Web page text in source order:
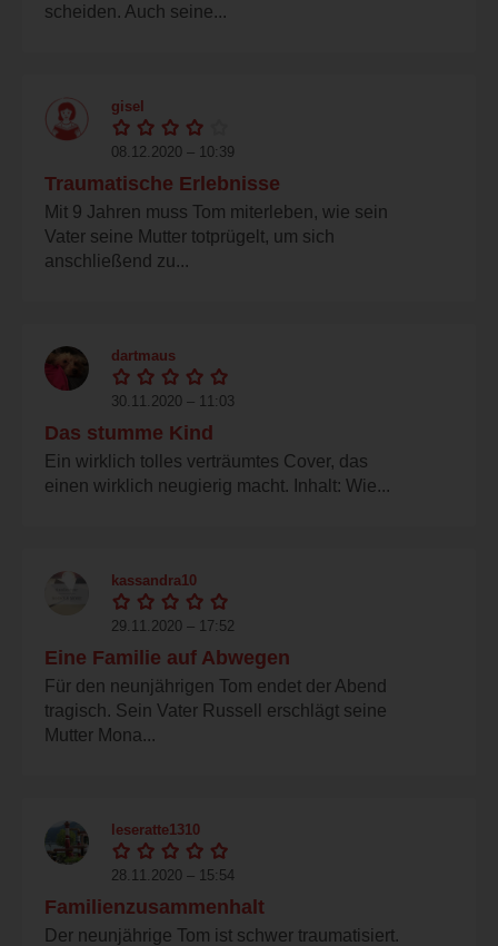
scheiden. Auch seine...
gisel
08.12.2020 – 10:39
Traumatische Erlebnisse
Mit 9 Jahren muss Tom miterleben, wie sein
Vater seine Mutter totprügelt, um sich
anschließend zu...
dartmaus
30.11.2020 – 11:03
Das stumme Kind
Ein wirklich tolles verträumtes Cover, das
einen wirklich neugierig macht. Inhalt: Wie...
kassandra10
29.11.2020 – 17:52
Eine Familie auf Abwegen
Für den neunjährigen Tom endet der Abend
tragisch. Sein Vater Russell erschlägt seine
Mutter Mona...
leseratte1310
28.11.2020 – 15:54
Familienzusammenhalt
Der neunjährige Tom ist schwer traumatisiert.